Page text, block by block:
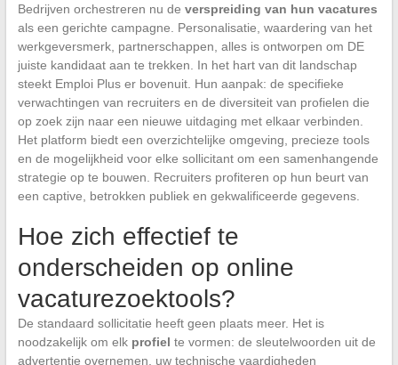
Bedrijven orchestreren nu de verspreiding van hun vacatures
als een gerichte campagne. Personalisatie, waardering van het
werkgeversmerk, partnerschappen, alles is ontworpen om DE
juiste kandidaat aan te trekken. In het hart van dit landschap
steekt Emploi Plus er bovenuit. Hun aanpak: de specifieke
verwachtingen van recruiters en de diversiteit van profielen die
op zoek zijn naar een nieuwe uitdaging met elkaar verbinden.
Het platform biedt een overzichtelijke omgeving, precieze tools
en de mogelijkheid voor elke sollicitant om een samenhangende
strategie op te bouwen. Recruiters profiteren op hun beurt van
een captive, betrokken publiek en gekwalificeerde gegevens.
Hoe zich effectief te
onderscheiden op online
vacaturezoektools?
De standaard sollicitatie heeft geen plaats meer. Het is
noodzakelijk om elk profiel te vormen: de sleutelwoorden uit de
advertentie overnemen, uw technische vaardigheden